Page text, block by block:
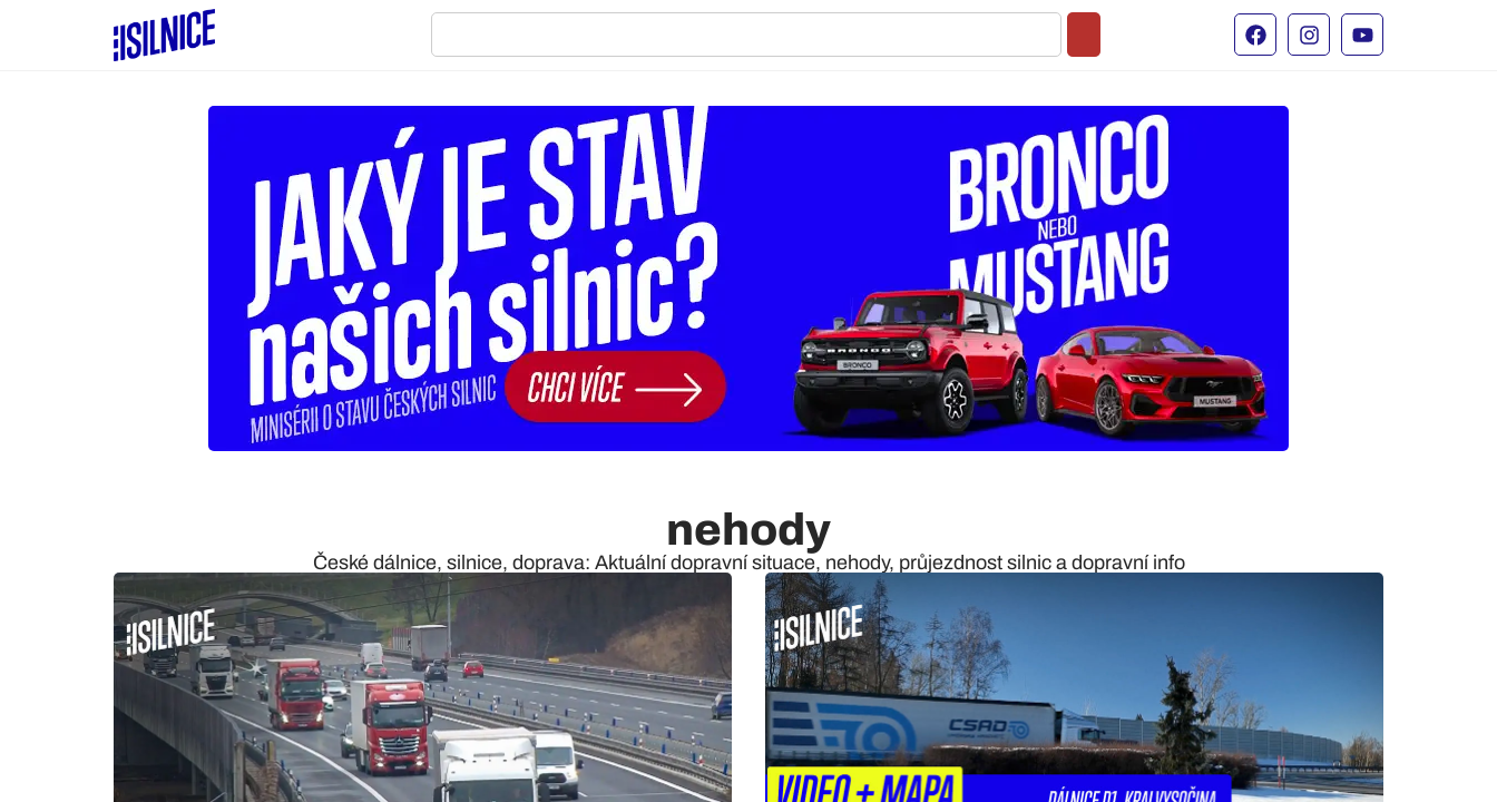
nehody
České dálnice, silnice, doprava: Aktuální dopravní situace, nehody, průjezdnost silnic a dopravní info